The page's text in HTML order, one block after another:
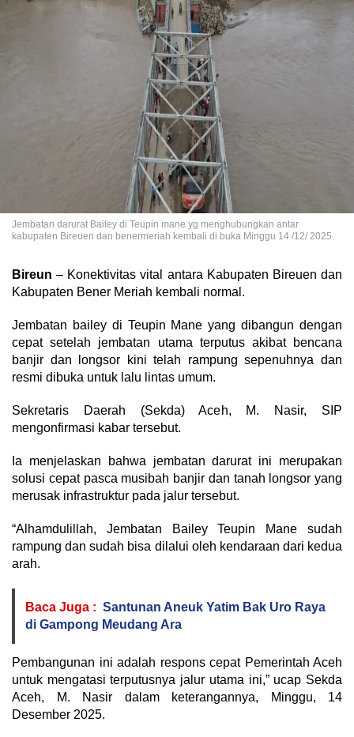
Jembatan darurat Bailey di Teupin mane yg menghubungkan antar
kabupaten Bireuen dan benermeriah kembali di buka Minggu 14 /12/ 2025.
Bireun– Konektivitas vital antara Kabupaten Bireuen dan
Kabupaten Bener Meriah kembali normal.
Jembatan bailey di Teupin Mane yang dibangun dengan
cepat setelah jembatan utama terputus akibat bencana
banjir dan longsor kini telah rampung sepenuhnya dan
resmi dibuka untuk lalu lintas umum.
Sekretaris Daerah (Sekda) Aceh, M. Nasir, SIP
mengonfirmasi kabar tersebut.
Ia menjelaskan bahwa jembatan darurat ini merupakan
solusi cepat pasca musibah banjir dan tanah longsor yang
merusak infrastruktur pada jalur tersebut.
“Alhamdulillah, Jembatan Bailey Teupin Mane sudah
rampung dan sudah bisa dilalui oleh kendaraan dari kedua
arah.
Baca Juga : Santunan Aneuk Yatim Bak Uro Raya
di Gampong Meudang Ara
Pembangunan ini adalah respons cepat Pemerintah Aceh
untuk mengatasi terputusnya jalur utama ini,” ucap Sekda
Aceh, M. Nasir dalam keterangannya, Minggu, 14
Desember 2025.